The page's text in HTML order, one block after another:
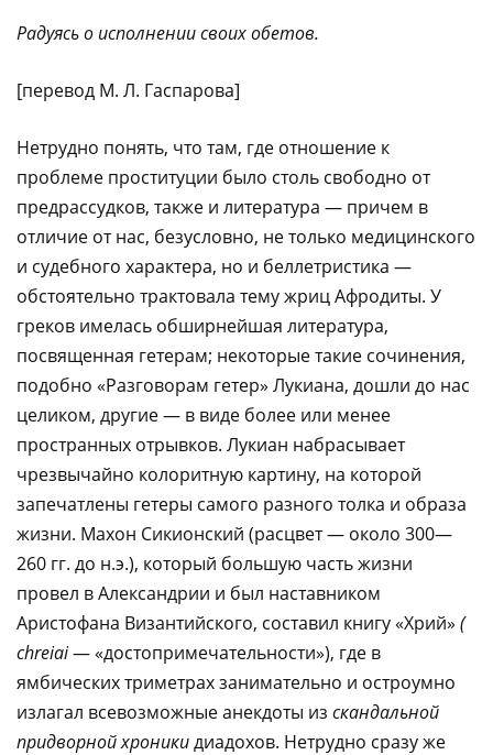
Радуясь о исполнении своих обетов.
[перевод М. Л. Гаспарова]
Нетрудно понять, что там, где отношение к
проблеме проституции было столь свободно от
предрассудков, также и литература — причем в
отличие от нас, безусловно, не только медицинского
и судебного характера, но и беллетристика —
обстоятельно трактовала тему жриц Афродиты. У
греков имелась обширнейшая литература,
посвященная гетерам; некоторые такие сочинения,
подобно «Разговорам гетер» Лукиана, дошли до нас
целиком, другие — в виде более или менее
пространных отрывков. Лукиан набрасывает
чрезвычайно колоритную картину, на которой
запечатлены гетеры самого разного толка и образа
жизни. Махон Сикионский (расцвет — около 300—
260 гг. до н.э.), который большую часть жизни
провел в Александрии и был наставником
Аристофана Византийского, составил книгу «Хрий» (
chreiai— «достопримечательности»), где в
ямбических триметрах занимательно и остроумно
излагал всевозможные анекдоты из скандальной
придворной хроникидиадохов. Нетрудно сразу же